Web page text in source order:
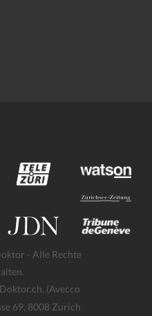
- Alle Rechte
(Avecco
69, 8008 Zurich